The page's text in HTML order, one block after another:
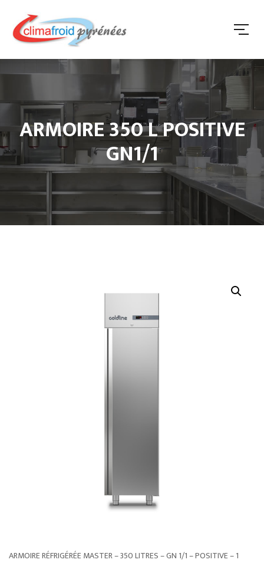
ARMOIRE 350 L POSITIVE
GN1/1
ARMOIRE RÉFRIGÉRÉE MASTER – 350 LITRES – GN 1/1 – POSITIVE – 1